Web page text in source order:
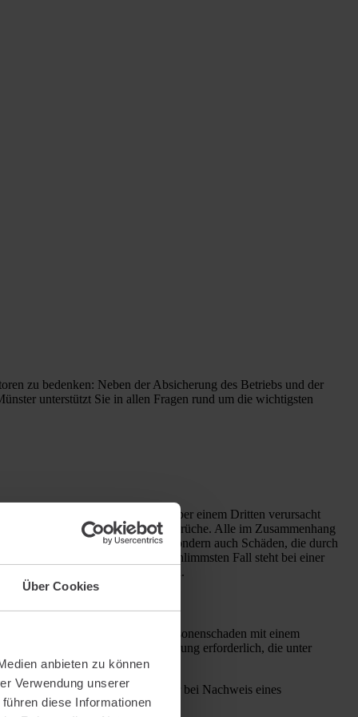
Über Cookies
anbieten zu können
Verwendung unserer
diese Informationen
zu bedenken: Neben der Absicherung des Betriebs und der
unterstützt Sie in allen Fragen rund um die wichtigsten
oder einen Mitarbeiter gegenüber einem Dritten verursacht
die Rechtmäßigkeit dieser Ansprüche. Alle im Zusammenhang
aktive Handlungen entstehen, sondern auch Schäden, die durch
bestimmte Summe gibt - im schlimmsten Fall steht bei einer
mit Ihrem Privatvermögen.
Kommt es etwa zu einem Personenschaden mit einem
erforderlich, die unter
oder einer ähnlichen Tätigkeit nur bei Nachweis eines